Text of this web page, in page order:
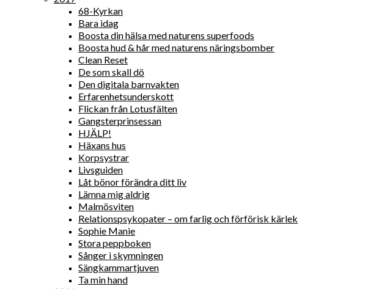
68-Kyrkan
Bara idag
Boosta din hälsa med naturens superfoods
Boosta hud & hår med naturens näringsbomber
Clean Reset
De som skall dö
Den digitala barnvakten
Erfarenhetsunderskott
Flickan från Lotusfälten
Gangsterprinsessan
HJÄLP!
Häxans hus
Korpsystrar
Livsguiden
Låt bönor förändra ditt liv
Lämna mig aldrig
Malmösviten
Relationspsykopater – om farlig och förförisk kärlek
Sophie Manie
Stora peppboken
Sånger i skymningen
Sängkammartjuven
Ta min hand